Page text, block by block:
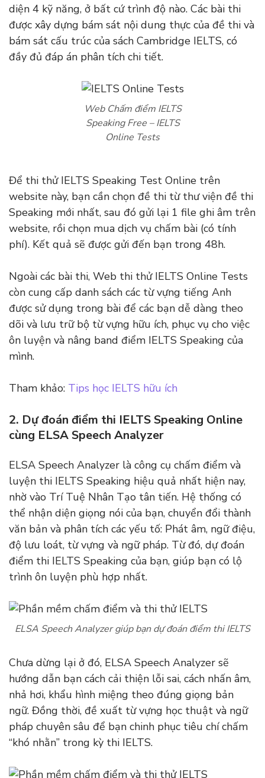
diện 4 kỹ năng, ở bất cứ trình độ nào. Các bài thi
được xây dựng bám sát nội dung thực của đề thi và
bám sát cấu trúc của sách Cambridge IELTS, có
đầy đủ đáp án phân tích chi tiết.
Web Chấm điểm IELTS
Speaking Free – IELTS
Online Tests
Để thi thử IELTS Speaking Test Online trên
website này, bạn cần chọn đề thi từ thư viện đề thi
Speaking mới nhất, sau đó gửi lại 1 file ghi âm trên
website, rồi chọn mua dịch vụ chấm bài (có tính
phí). Kết quả sẽ được gửi đến bạn trong 48h.
Ngoài các bài thi, Web thi thử IELTS Online Tests
còn cung cấp danh sách các từ vựng tiếng Anh
được sử dụng trong bài để các bạn dễ dàng theo
dõi và lưu trữ bộ từ vựng hữu ích, phục vụ cho việc
ôn luyện và nâng band điểm IELTS Speaking của
mình.
Tham khảo: Tips học IELTS hữu ích
2. Dự đoán điểm thi IELTS Speaking Online
cùng ELSA Speech Analyzer
ELSA Speech Analyzer là công cụ chấm điểm và
luyện thi IELTS Speaking hiệu quả nhất hiện nay,
nhờ vào Trí Tuệ Nhân Tạo tân tiến. Hệ thống có
thể nhận diện giọng nói của bạn, chuyển đổi thành
văn bản và phân tích các yếu tố: Phát âm, ngữ điệu,
độ lưu loát, từ vựng và ngữ pháp. Từ đó, dự đoán
điểm thi IELTS Speaking của bạn, giúp bạn có lộ
trình ôn luyện phù hợp nhất.
ELSA Speech Analyzer giúp bạn dự đoán điểm thi IELTS
Chưa dừng lại ở đó, ELSA Speech Analyzer sẽ
hướng dẫn bạn cách cải thiện lỗi sai, cách nhấn âm,
nhả hơi, khẩu hình miệng theo đúng giọng bản
ngữ. Đồng thời, đề xuất từ vựng học thuật và ngữ
pháp chuyên sâu để bạn chinh phục tiêu chí chấm
“khó nhằn” trong kỳ thi IELTS.